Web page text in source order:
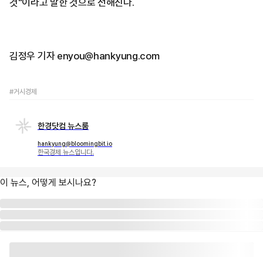
김정우 기자 enyou@hankyung.com
#거시경제
한경닷컴 뉴스룸
hankyung@bloomingbit.io
한국경제 뉴스입니다.
이 뉴스, 어떻게 보시나요?